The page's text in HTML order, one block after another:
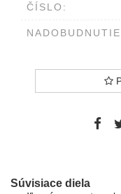
ČÍSLO:
Súvisiace diela